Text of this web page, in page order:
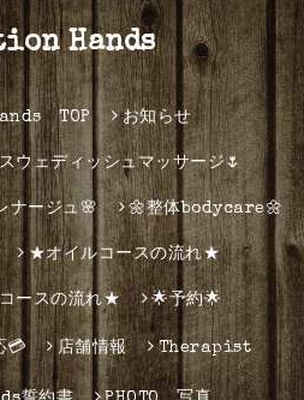
Hands
TOP お知らせ
ウェディッシュマッサージ🌷
ナージュ🌸 🌼整体bodycare🌼
★オイルコースの流れ★
ースの流れ★ 🌟予約🌟
💳 店舗情報 Therapist